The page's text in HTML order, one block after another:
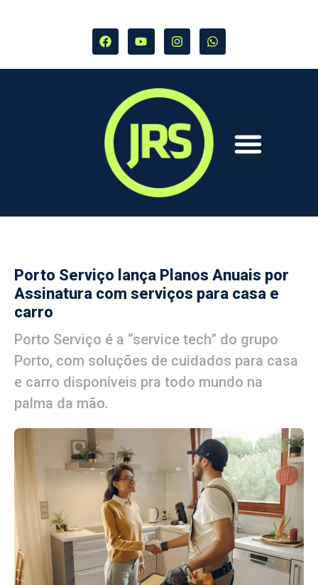
Porto Serviço lança Planos Anuais por
Assinatura com serviços para casa e
carro
Porto Serviço é a “service tech” do grupo
Porto, com soluções de cuidados para casa
e carro disponíveis pra todo mundo na
palma da mão.